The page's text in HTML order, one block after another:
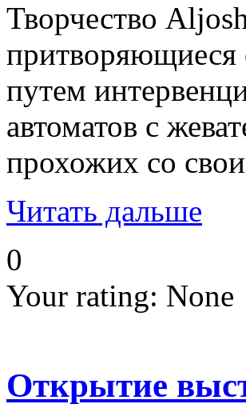
Творчество
притворяющиеся
путем
автоматов с
прохожих со
Читать дальше
0
Your rating: None
Открытие